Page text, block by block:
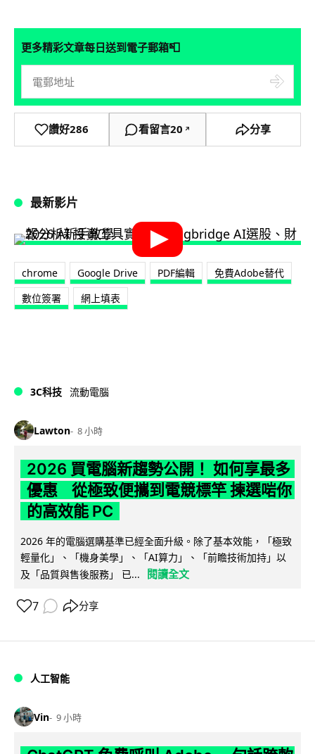
更多精彩文章每日送到電子郵箱📮
讚好286 看留言20 ↗ 分享
最新影片
chrome Google Drive PDF編輯
免費Adobe替代
數位簽署
網上填表
3C科技 流動電腦
Lawton 8 小時
2026 買電腦新趨勢公開！ 如何享最多
優惠 從極致便攜到電競標竿 揀選啱你
的高效能 PC
2026 年的電腦選購基準已經全面升級。除了基本效能，「極致
輕量化」、「機身美學」、「AI算力」、「前瞻技術加持」以
及「品質與售後服務」 已...
閱讀全文
7 分享
人工智能
Vin 9 小時